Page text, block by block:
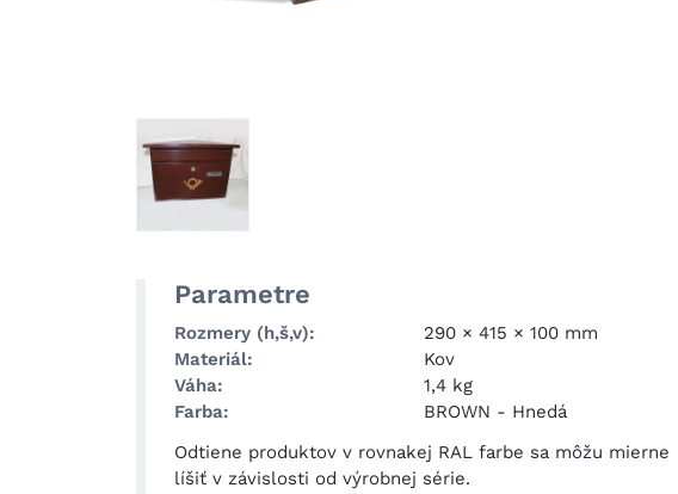
Parametre
Rozmery (h,š,v)
290 × 415 × 100 mm
Materiál
Kov
Váha
1,4 kg
Farba
BROWN - Hnedá
Odtiene produktov v rovnakej RAL farbe sa môžu mierne
líšiť v závislosti od výrobnej série.